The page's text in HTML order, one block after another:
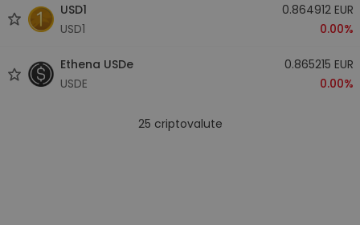
USD1
USD1
0.864912 EUR
0.00%
Ethena USDe
USDE
0.865215 EUR
0.00%
25 criptovalute